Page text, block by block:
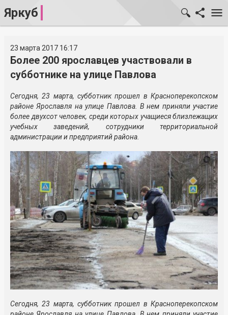
Яркуб
23 марта 2017 16:17
Более 200 ярославцев участвовали в
субботнике на улице Павлова
Сегодня, 23 марта, субботник прошел в Красноперекопском
районе Ярославля на улице Павлова. В нем приняли участие
более двухсот человек, среди которых учащиеся близлежащих
учебных заведений, сотрудники территориальной
администрации и предприятий района.
Сегодня, 23 марта, субботник прошел в Красноперекопском